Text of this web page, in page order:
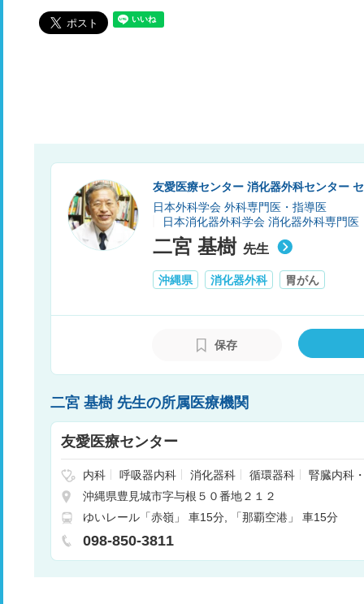
友愛医療センター 消化器外科センター
日本外科学会 外科専門医・指導医
日本消化器外科学会 消化器外科専門医
二宮 基樹 先生
沖縄県 消化器外科 胃がん
保存
二宮 基樹 先生の所属医療機関
友愛医療センター
内科 呼吸器内科 消化器科 循環器科
腎臓内科
その他
リウマチ科 精神科・神経科
呼吸器外科
心臓血管外科 小児科
耳鼻咽喉科
泌尿器科 脳神経外科 形成外科
ハビリテーション
美容外科
美容皮膚科
沖縄県豊見城市字与根５０番地２１２
ゆいレール「赤嶺」 車15分
「那覇空港」 車15分
098-850-3811